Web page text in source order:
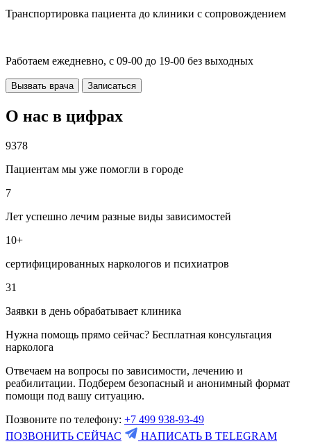
Транспортировка пациента до клиники с сопровождением
Работаем ежедневно, с 09-00 до 19-00 без выходных
Вызвать врача Записаться
О нас в цифрах
9378
Пациентам мы уже помогли в городе
7
Лет успешно лечим разные виды зависимостей
10+
сертифицированных наркологов и психиатров
31
Заявки в день обрабатывает клиника
Нужна помощь прямо сейчас? Бесплатная консультация
нарколога
Отвечаем на вопросы по зависимости, лечению и
реабилитации. Подберем безопасный и анонимный формат
помощи под вашу ситуацию.
Позвоните по телефону: +7 499 938-93-49
ПОЗВОНИТЬ СЕЙЧАС
НАПИСАТЬ В TELEGRAM